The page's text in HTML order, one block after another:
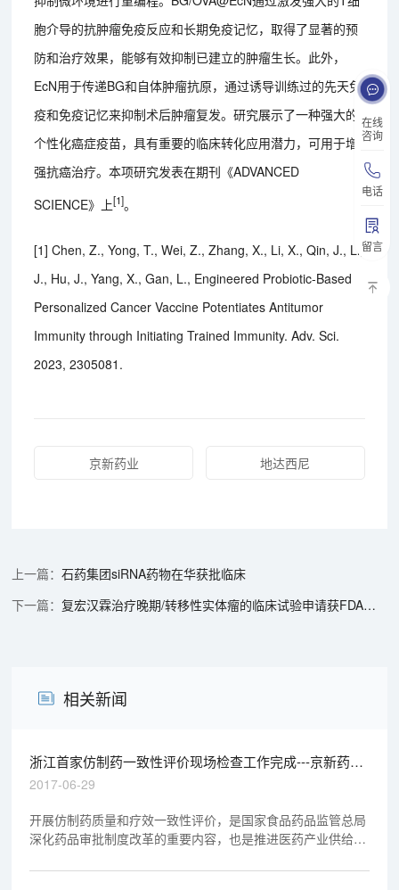
在线
咨询
电话
留言
胞介导的抗肿瘤免疫反应和长期免疫记忆，取得了显著的预
防和治疗效果，能够有效抑制已建立的肿瘤生长。此外，
EcN用于传递BG和自体肿瘤抗原，通过诱导训练过的先天免
疫和免疫记忆来抑制术后肿瘤复发。研究展示了一种强大的
个性化癌症疫苗，具有重要的临床转化应用潜力，可用于增
强抗癌治疗。本项研究发表在期刊《ADVANCED
SCIENCE》上[1]。
[1] Chen, Z., Yong, T., Wei, Z., Zhang, X., Li, X., Qin, J., Li,
J., Hu, J., Yang, X., Gan, L., Engineered Probiotic-Based
Personalized Cancer Vaccine Potentiates Antitumor
Immunity through Initiating Trained Immunity. Adv. Sci.
2023, 2305081.
京新药业 地达西尼
石药集团siRNA药物在华获批临床
复宏汉霖治疗晚期/转移性实体瘤的临床试验申请获FDA批准
相关新闻
浙江首家仿制药一致性评价现场检查工作完成---京新药业/
瑞舒伐他汀钙
2017-06-29
开展仿制药质量和疗效一致性评价，是国家食品药品监管总局
深化药品审批制度改革的重要内容，也是推进医药产业供给侧